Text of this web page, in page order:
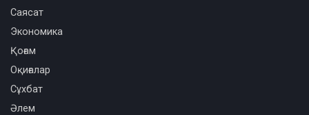
Саясат
Экономика
Қоғам
Оқиғалар
Сұхбат
Әлем